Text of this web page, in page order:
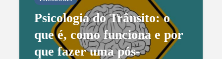
Psicologia do Trânsito: o
que é, como funciona e por
que fazer uma pós-